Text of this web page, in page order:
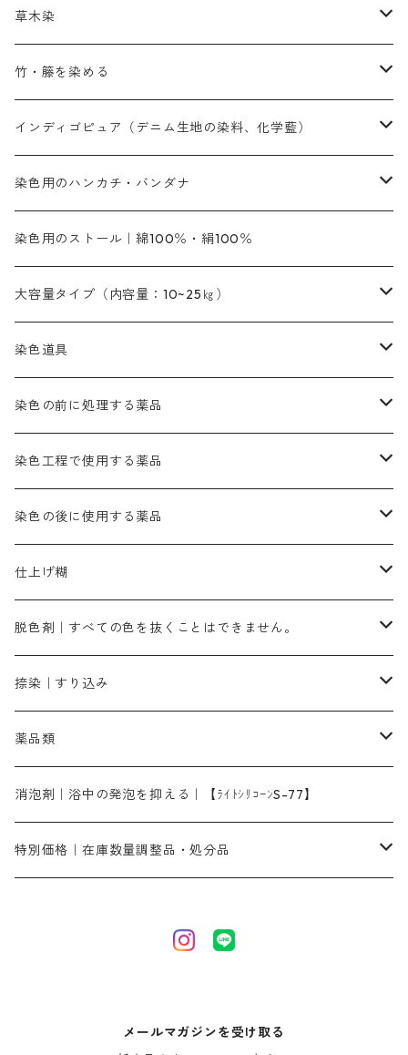
橙色系
青色系
紫色系
緑色系
茶色系
染料一覧ー100g入り
染料一覧ー500g入り
橙色系
緑色系
茶色系
灰色系
黒色系
1kg
茶色｜20g入りのみ公開
灰色｜20g入りのみ公開
黒色
アルカリ剤
補助薬品
捺染に必要な材料
捺染糊
内容量：100g
内容量：500g
バィンダー（定着剤）
増粘剤
黄色系
エロ―M3G｜定番の色合い
エロー ＭＧＲ｜明るい緑みの黄色
オレンジ系
オレンヂMG｜黄みの橙色
オレンヂMGD（定番の色合い）
赤色系
レットMFB｜赤色（定番の色合い）
レットMG｜黄みの朱色
ピンクMB｜ピンク色
ローズMB｜鮮やかなピンク色）
青色系
ネビーブルーMB（定番の色合い）
ブルーMB（定番の色合い）
スカイブルーMG｜緑みの空色
ターキスブルーHNG｜緑みの空色
紫色系
バイオレットMFB
緑色系
ダークグリンMG（定番の色合い）
グリーンMB｜緑色
茶色系
ダークブロンMFB｜こげ茶色
ブロンHNR｜こげ茶色
黒色系
ブラックMK（赤みの黒色）
ブラックMG（青みの黒色）
白色系（定番の色合い）
ネオホワイトR
赤色系
本洋紅
代用朱黄色口
黄色系
ファストエロ―10GN（鮮やかな黄色）
ファストエロ―5GN（黄色）
青色系
NSBAブルー
群青
白色｜胡粉
黒色｜在庫処分特価
緑色｜在庫処分特価
茶色｜在庫処分特価
草木染
植物染料
人気のおすすめ植物染料
インド茜・西洋茜の個別販売
カッチ｜茶系
霧島産・晩秋茶｜黄金色（赤みの黄色）｜準備中
濃染処理剤｜ソルバックスPS－900
媒染剤
アルミ媒染剤
鉄媒染剤
ソーダ灰｜アルカリ性のPH調整剤
藍染
ぶどう糖
ハイドロサルファイトコンク
染色用途のハンカチ・バンダナ
45cm×45cm（ハンカチ）｜端の始末も綿糸｜タグなし
54cm×54cm（バンダナ）｜端の始末も綿糸｜タグなし
竹・籐を染める
人気のおすすめ竹・藤を染める染料
塩基性染料（混色可能）
ビスマークブロンB｜赤茶色
塩基性エロ―｜液体タイプ
ローダミンB｜赤紫色｜マゼンダ色
オリジナル染料｜スス竹色｜ミキセットファストブロンGR
インディゴピュア（デニム生地の染料、化学藍）
初心者向けお試しセット販売
インディゴピュア
アルカリ剤
ハイドロサルファイトコンク
酸性剤
染色用のハンカチ・バンダナ
45cm×45cm（ハンカチ）｜端の始末も綿糸｜タグなし
54cm×54cm（バンダナ）｜端の始末も綿糸｜タグなし
染色用のストール｜綿100％・絹100％
大容量タイプ（内容量：10~25㎏）
芒硝｜綿の染色時の吸収促進剤
ソーダ灰｜アルカリ性のPH調整剤
硫酸第一鉄｜鉄媒染剤
染色道具
刷毛
摺込み刷毛（スリコミハケ）ー夏毛（硬いタイプ）
摺込み刷毛（スリコミハケ）ー冬毛（柔らかいタイプ）
片羽刷毛
ローケツ筆
ローケツ用筆｜1本～販売
ローケツ用筆ー10%off｜20本セットお取り寄せ品
洋型紙（9番手｜中薄口、10番手｜中厚口）
有償サンプル品｜約20cm×27cm
洋型紙9番手｜中薄口｜約54cm×110cm
張木｜入荷待ち
伸子
型洗いブラシ
染色の前に処理する薬品
精練剤｜汚れ落とし剤｜針状マルセル石鹸
糊落とし剤｜ソルベンCA
濃染処理剤｜ソルバックスPS－900
染色工程で使用する薬品
染料の吸収促進剤
酢酸｜絹・羊毛・ナイロンに使用する
芒硝｜綿・麻の染色に使用する。
染料のムラ染め抑制剤（均染剤）
アゾリン200％｜綿・麻・絹・羊毛・ナイロンの染色
レオニールEHC｜反応染料用
染料の浸透剤
ソルバライトS-70｜各種繊維の浸し染めに使用可能
染料の定着向上剤
ライトフィックスAコンク｜綿・麻もしくは直接染料で染めた素材
シルクフィックス３A｜絹の染料定着向上剤
アルカリ剤｜反応染料用
ソーダ灰
染料溶解剤
セレナゾールPDN｜各種染料の染料溶解剤
染色の後に使用する薬品
ソーピング剤｜未定着の染料を除去すること
ネオポールB－300｜反応染料のソーピング剤
仕上げ剤｜柔軟・平滑剤
白場汚染防止剤
仕上げ糊
カルボキシメチルセルロース（CMC）
海藻系
たんぱく質系
化学糊（PVA）
防腐剤｜アルカリ性
脱色剤｜すべての色を抜くことはできません。
脱色剤
全体脱色｜ハイドロサルファイトコンク
部分脱色｜デグロリンSコンク
脱色助剤｜浸透・複色抑制剤
メイプロガムNP｜にじみ防止剤
アミラヂンD｜浸透・複色抑制剤
捺染｜すり込み
染料溶解剤｜染料の均一な浸透・吸着を補助する
捺染糊
メイプロガムNP（綿・麻・絹用｜直接・酸性・含金染料用）
白場汚染防止剤｜ソーピング剤｜水洗する際の再汚染防止剤
薬品類
ア行
カ行
消泡剤｜浴中の発泡を抑える｜【ﾗｲﾄｼﾘｺｰﾝS-77】
特別価格｜在庫数量調整品・処分品
メールマガジンを受け取る